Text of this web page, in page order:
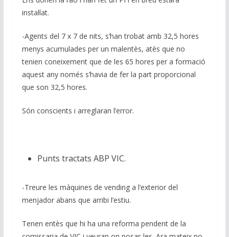
instal·lat.
-Agents del 7 x 7 de nits, s’han trobat amb 32,5 hores
menys acumulades per un malentès, atès que no
tenien coneixement que de les 65 hores per a formació
aquest any només s’havia de fer la part proporcional
que son 32,5 hores.
Són conscients i arreglaran l’error.
Punts tractats ABP VIC.
-Treure les màquines de vending a l’exterior del
menjador abans que arribi l’estiu.
Tenen entès que hi ha una reforma pendent de la